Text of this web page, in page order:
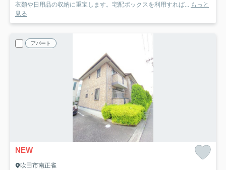
衣類や日用品の収納に重宝します。宅配ボックスを利用すれば... もっと
見る
アパート
NEW
吹田市南正雀